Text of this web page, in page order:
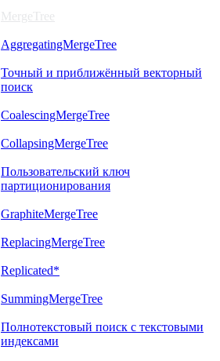
MergeTree
AggregatingMergeTree
Точный и приближённый векторный
поиск
CoalescingMergeTree
CollapsingMergeTree
Пользовательский ключ
партиционирования
GraphiteMergeTree
ReplacingMergeTree
Replicated*
SummingMergeTree
Полнотекстовый поиск с текстовыми
индексами